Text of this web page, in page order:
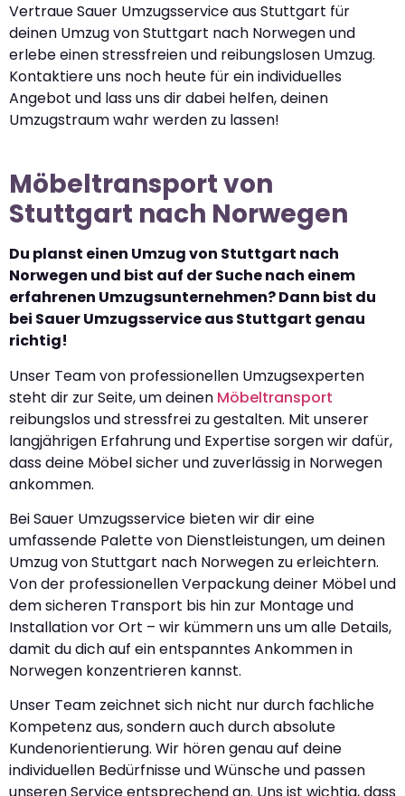
Vertraue Sauer Umzugsservice aus Stuttgart für
deinen Umzug von Stuttgart nach Norwegen und
erlebe einen stressfreien und reibungslosen Umzug.
Kontaktiere uns noch heute für ein individuelles
Angebot und lass uns dir dabei helfen, deinen
Umzugstraum wahr werden zu lassen!
Möbeltransport von
Stuttgart nach Norwegen
Du planst einen Umzug von Stuttgart nach
Norwegen und bist auf der Suche nach einem
erfahrenen Umzugsunternehmen? Dann bist du
bei Sauer Umzugsservice aus Stuttgart genau
richtig!
Unser Team von professionellen Umzugsexperten
steht dir zur Seite, um deinen Möbeltransport
reibungslos und stressfrei zu gestalten. Mit unserer
langjährigen Erfahrung und Expertise sorgen wir dafür,
dass deine Möbel sicher und zuverlässig in Norwegen
ankommen.
Bei Sauer Umzugsservice bieten wir dir eine
umfassende Palette von Dienstleistungen, um deinen
Umzug von Stuttgart nach Norwegen zu erleichtern.
Von der professionellen Verpackung deiner Möbel und
dem sicheren Transport bis hin zur Montage und
Installation vor Ort – wir kümmern uns um alle Details,
damit du dich auf ein entspanntes Ankommen in
Norwegen konzentrieren kannst.
Unser Team zeichnet sich nicht nur durch fachliche
Kompetenz aus, sondern auch durch absolute
Kundenorientierung. Wir hören genau auf deine
individuellen Bedürfnisse und Wünsche und passen